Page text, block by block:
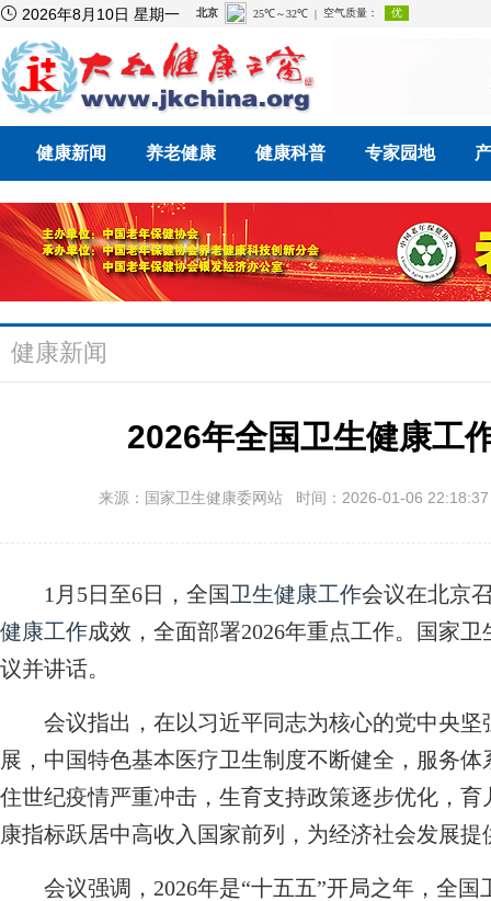
 2026年8月10日 星期一
健康新闻 养老健康 健康科普 专家园地
健康新闻
2026年全国卫生健康工
来源：国家卫生健康委网站 时间：2026-01-06
1月5日至6日，全国 卫生健康工作会议在北京
健康工作成效，全面部署2026年重点工作。国家
议并讲话。
会议指出，在以习近平同志为核心的党中央坚
展，中国特色基本医疗卫生制度不断健全，服务
住世纪疫情严重冲击，生育支持政策逐步优化，
康指标跃居中高收入国家前列，为经济社会发展
会议强调，2026年是“十五五”开局之年，全国